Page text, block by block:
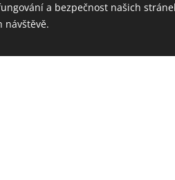
a bezpečnost našich
návštěvě.